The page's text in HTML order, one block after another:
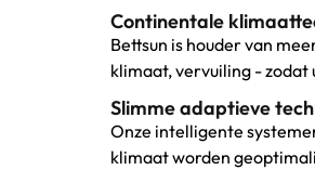
Continentale
Bettsun is houder van
klimaat, vervuiling -
Slimme adaptieve
Onze intelligente
klimaat worden